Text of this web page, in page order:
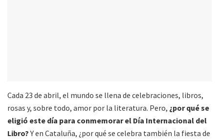
Cada 23 de abril, el mundo se llena de celebraciones, libros,
rosas y, sobre todo, amor por la literatura. Pero, ¿por qué se
eligió este día para conmemorar el Día Internacional del
Libro?Y en Cataluña, ¿por qué se celebra también la fiesta de